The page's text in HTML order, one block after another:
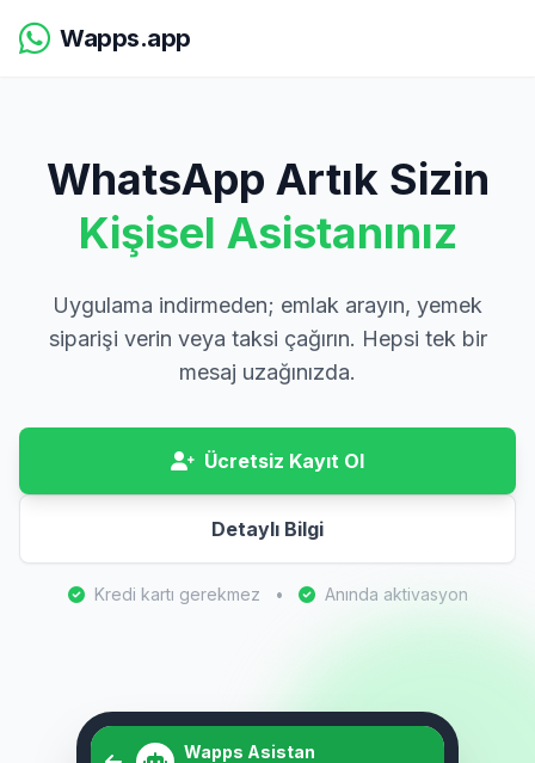
Wapps.app
WhatsApp Artık Sizin
Kişisel Asistanınız
Uygulama indirmeden; emlak arayın, yemek
siparişi verin veya taksi çağırın. Hepsi tek bir
mesaj uzağınızda.
Ücretsiz Kayıt Ol
Detaylı Bilgi
Kredi kartı gerekmez • Anında aktivasyon
Wapps Asistan
ev arıyorum. 🏠